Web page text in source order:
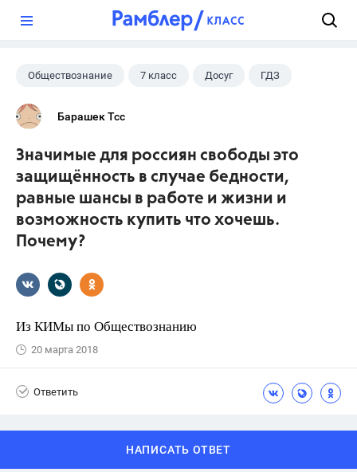
Обществознание 7 класс Досуг ГДЗ
Барашек Тсс
Значимые для россиян свободы это
защищённость в случае бедности,
равные шансы в работе и жизни и
возможность купить что хочешь.
Почему?
Из КИМы по Обществознанию
20 марта 2018
Ответить
НАПИСАТЬ ОТВЕТ